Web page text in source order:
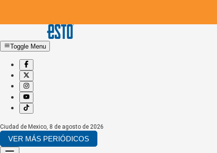
Toggle Menu
Ciudad de Mexico, 8 de agosto de 2026
VER MÁS PERIÓDICOS